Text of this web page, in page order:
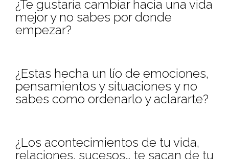
¿Te gustaría cambiar hacia una vida
mejor y no sabes por donde
empezar?
¿Estas hecha un lío de emociones,
pensamientos y situaciones y no
sabes como ordenarlo y aclararte?
¿Los acontecimientos de tu vida,
relaciones, sucesos… te sacan de tu